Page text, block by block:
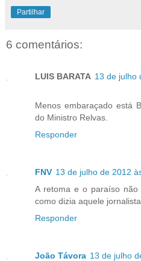
Partilhar
6 comentários:
LUIS BARATA 13 de julho
Menos embaraçado está
do Ministro Relvas.
Responder
FNV 13 de julho de 2012
A retoma e o paraíso
como dizia aquele
Responder
João Távora 13 de julho